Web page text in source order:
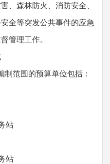
、森林防火、消防安全、
全等突发公共事件的应急
管理工作。
范围的预算单位包括：
站
站